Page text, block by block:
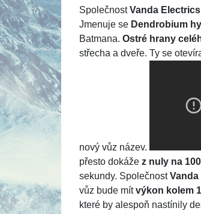
SpolečnostVanda Electrics
Jmenuje se Dendrobium
Batmana. Ostré hrany
střecha a dveře. Ty se
nový vůz název.
přesto dokáže z nuly na
sekundy. Společnost
vůz bude mítvýkon kolem
které by alespoň nastínily